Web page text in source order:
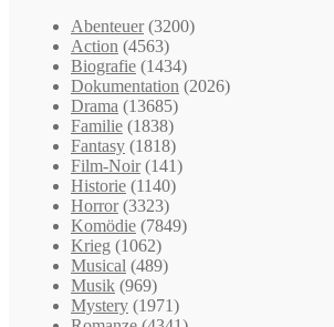
Abenteuer (3200)
Action (4563)
Biografie (1434)
Dokumentation (2026)
Drama (13685)
Familie (1838)
Fantasy (1818)
Film-Noir (141)
Historie (1140)
Horror (3323)
Komödie (7849)
Krieg (1062)
Musical (489)
Musik (969)
Mystery (1971)